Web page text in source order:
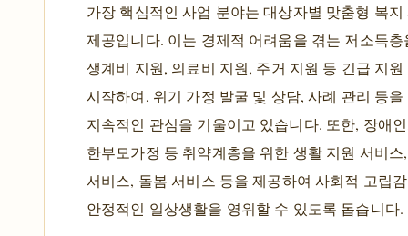
가장 핵심적인 사업 분야는 대상자별 맞춤형 복지
제공입니다. 이는 경제적 어려움을 겪는 저소득층
생계비 지원, 의료비 지원, 주거 지원 등 긴급 지
시작하여, 위기 가정 발굴 및 상담, 사례 관리 등을
지속적인 관심을 기울이고 있습니다. 또한, 장애
한부모가정 등 취약계층을 위한 생활 지원 서비스
서비스, 돌봄 서비스 등을 제공하여 사회적 고립
안정적인 일상생활을 영위할 수 있도록 돕습니다.